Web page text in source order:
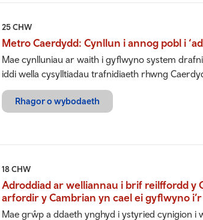
25 CHW
Metro Caerdydd: Cynllun i annog pobl i
Mae cynlluniau ar waith i gyflwyno system
iddi wella cysylltiadau trafnidiaeth rhwng
Rhagor o wybodaeth
18 CHW
Adroddiad ar welliannau i brif reilffordd y
arfordir y Cambrian yn cael ei gyflwyno
Mae grŵp a ddaeth ynghyd i ystyried cynigion i